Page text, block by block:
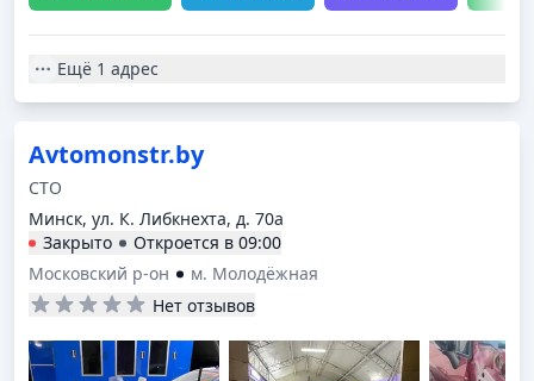
Ещё 1 адрес
Avtomonstr.by
СТО
Минск, ул. К. Либкнехта, д. 70а
Закрыто
Откроется в 09:00
Московский р-он
м. Молодёжная
Нет отзывов